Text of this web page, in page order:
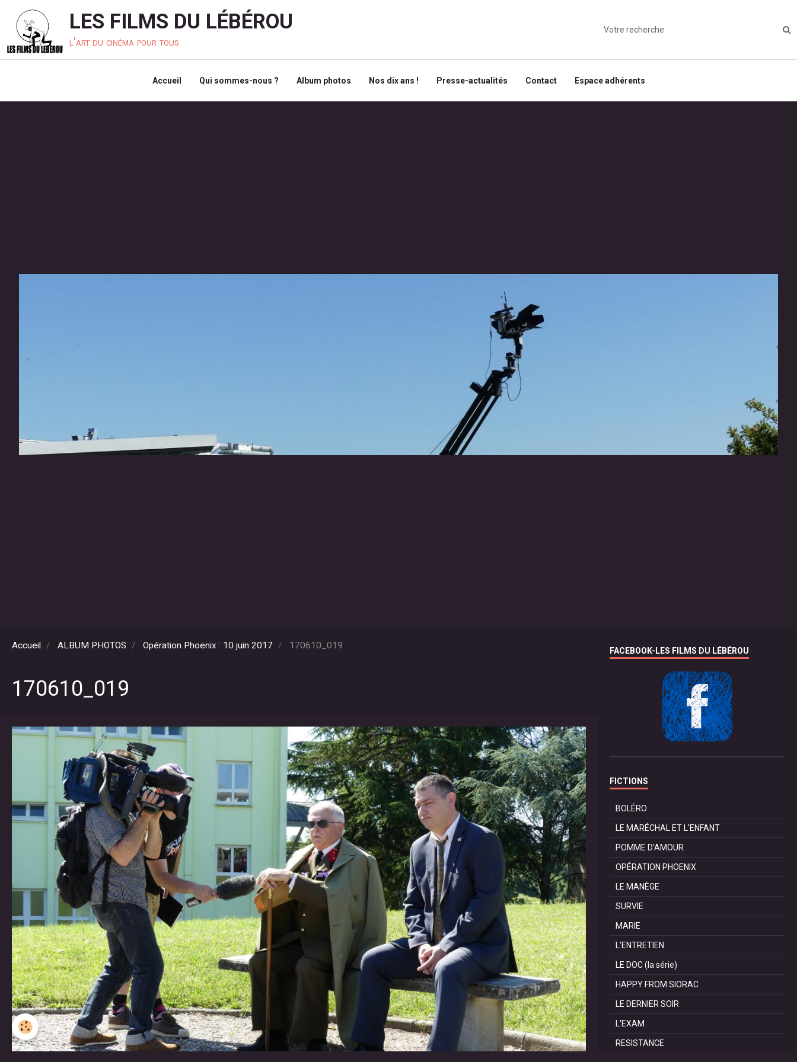
LES FILMS DU LÉBÉROU
l'art du cinéma pour tous
Accueil Qui sommes-nous ? Album photos Nos dix ans ! Presse-actualités Contact Espace adhérents
Accueil ALBUM PHOTOS Opération Phoenix : 10 juin 2017 170610_019
170610_019
FACEBOOK-LES FILMS DU LÉBÉROU
FICTIONS
BOLÉRO
LE MARÉCHAL ET L'ENFANT
POMME D'AMOUR
OPÉRATION PHOENIX
LE MANÈGE
SURVIE
MARIE
L'ENTRETIEN
LE DOC (la série)
HAPPY FROM SIORAC
LE DERNIER SOIR
L'EXAM
RESISTANCE